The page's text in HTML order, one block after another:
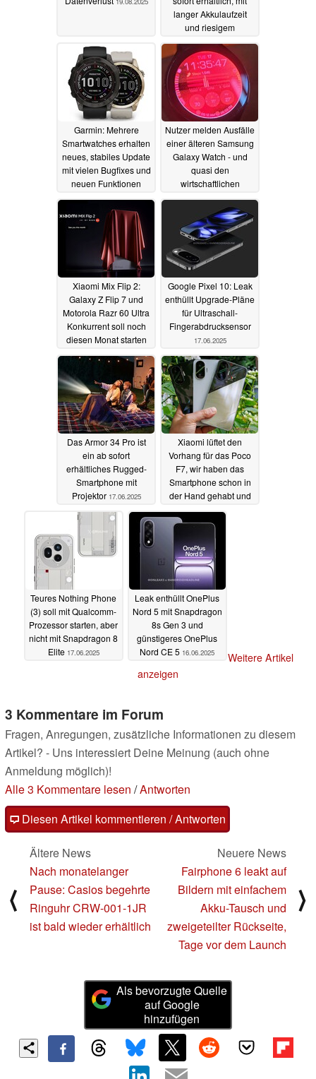
langer Akkulaufzeit
und riesigem
Funktionsumfang
25.06.2025
Garmin: Mehrere
Smartwatches erhalten
neues, stabiles Update
mit vielen Bugfixes und
neuen Funktionen
19.06.2025
Nutzer melden Ausfälle
einer älteren Samsung
Galaxy Watch - und
quasi den
wirtschaftlichen
Totalschaden19.06.2025
Xiaomi Mix Flip 2:
Galaxy Z Flip 7 und
Motorola Razr 60 Ultra
Konkurrent soll noch
diesen Monat starten
17.06.2025
Google Pixel 10: Leak
enthüllt Upgrade-Pläne
für Ultraschall-
Fingerabdrucksensor
17.06.2025
Das Armor 34 Pro ist
ein ab sofort
erhältliches Rugged-
Smartphone mit
Projektor 17.06.2025
Xiaomi lüftet den
Vorhang für das Poco
F7, wir haben das
Smartphone schon in
der Hand gehabt und
abgelichtet17.06.2025
Teures Nothing Phone
(3) soll mit Qualcomm-
Prozessor starten, aber
nicht mit Snapdragon 8
Elite 17.06.2025
Leak enthüllt OnePlus
Nord 5 mit Snapdragon
8s Gen 3 und
günstigeres OnePlus
Nord CE 5 16.06.2025
Weitere Artikel
anzeigen
3 Kommentare im Forum
Fragen, Anregungen, zusätzliche Informationen zu diesem
Artikel? - Uns interessiert Deine Meinung (auch ohne
Anmeldung möglich)!
Alle 3 Kommentare lesen /Antworten
Diesen Artikel kommentieren / Antworten
⟨
Ältere News
Nach monatelanger
Pause: Casios begehrte
Ringuhr CRW-001-1JR
ist bald wieder erhältlich
Neuere News
Fairphone 6 leakt auf
Bildern mit einfachem
Akku-Tausch und
zweigeteilter Rückseite,
Tage vor dem Launch
⟩
Als bevorzugte Quelle
auf Google
hinzufügen